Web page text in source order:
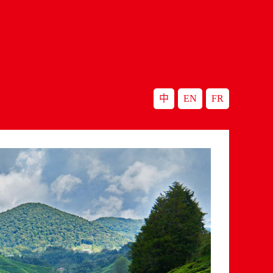
FR
EN
中